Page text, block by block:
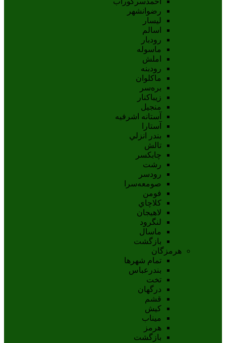
رضوانشهر
لیسار
اسالم
رودبار
ماسوله
املش
رودبنه
ماکلوان
بره‌سر
زیباکنار
منجیل
آستانه اشرفيه
آستارا
بندر انزلي
تالش
چابکسر
رشت
رودسر
صومعه‌سرا
فومن
کلاچاي
لاهيجان
لنگرود
ماسال
بازگشت
هرمزگان
تمام شهر‌ها
بندرعباس
تخت
درگهان
قشم
کيش
ميناب
هرمز
بازگشت